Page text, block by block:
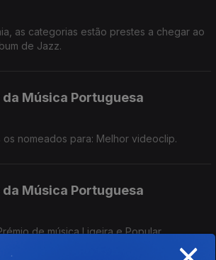
as categorias estão prestes a chegar ao
de Jazz.
da Música Portuguesa
os nomeados para: Melhor videoclip.
da Música Portuguesa
de música Ligeira e Popular.